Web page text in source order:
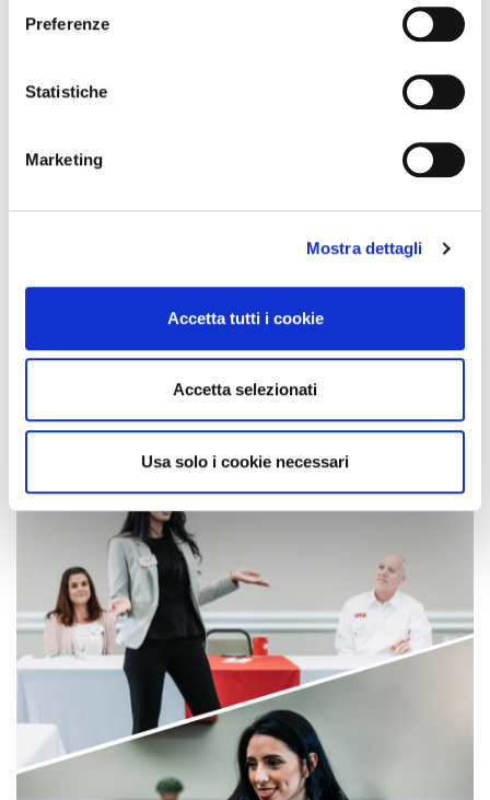
Preferenze
Statistiche
Marketing
Mostra dettagli
Accetta tutti i cookie
Accetta selezionati
Usa solo i cookie necessari
BNI Online
Incontrarsi, creare connessioni e opportunità di crescita
comodamente da casa o dall’ufficio.